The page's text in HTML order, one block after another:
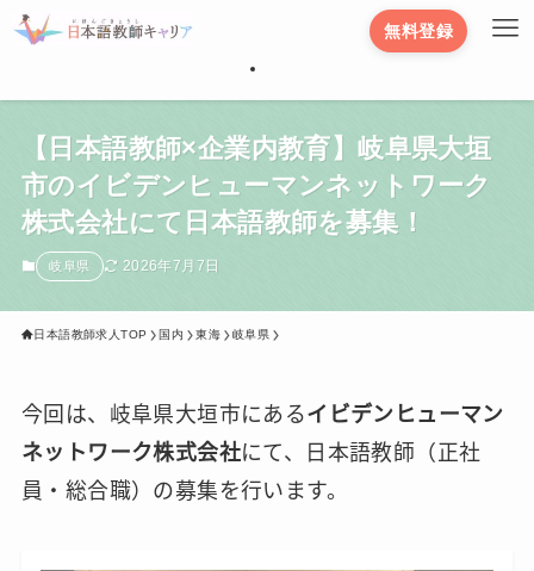
無料登録
【日本語教師×企業内教育】岐阜県大垣
市のイビデンヒューマンネットワーク
株式会社にて日本語教師を募集！
岐阜県 2026年7月7日
日本語教師求人TOP 国内 東海 岐阜県
今回は、岐阜県大垣市にあるイビデンヒューマン
ネットワーク株式会社にて、日本語教師（正社
員・総合職）の募集を行います。